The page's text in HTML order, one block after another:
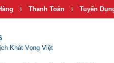
| Thanh Toán | Tuyển
Khát Vọng Việt